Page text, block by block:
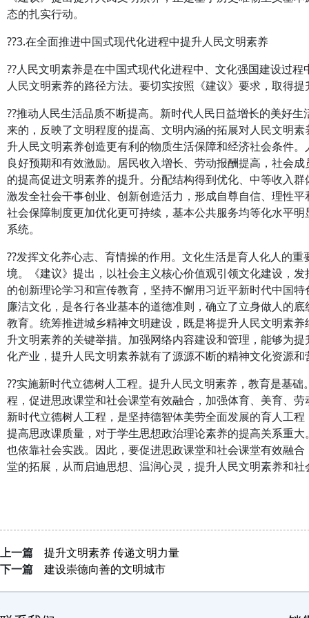
态的扎实行动。
??3.在全面推进中国式现代化进程中提升人民文明素养
??人民文明素养是在中国式现代化进程中、文化强国建设过
人民文明素养的路径方法。要切实按照《建议》要求，取得
??推动人民生活品质不断提高。新时代人民日益增长的美好
来的，反映了文明程度的提高、文明内涵的拓展对人民文明
升人民文明素养创造更有利的物质生活保障和经济社会条件
良好预期和有效激励。居民收入增长、劳动报酬提高，社会
的提高促进文明素养的提升。分配结构得到优化、中等收入
激发全社会干事创业、创新创造活力，形成自尊自信、理性
社会保障制度更加优化更可持续，基本公共服务均等化水平
系统。
??发挥文化养心志、育情操的作用。文化生活是育人化人的
境。《建议》提出，以社会主义核心价值观引领文化建设，
的创新理论学习和宣传教育，坚持不懈用习近平新时代中国
廉洁文化，是各行各业基本的道德准则，确立了立身做人的
教育。统筹推进城乡精神文明建设，既是将提升人民文明素
升文明素养的关键举措。加强网络内容建设和管理，能够为
化产业，提升人民文明素养就有了源源不断的精神文化资源和
??实施新时代立德树人工程。提升人民文明素养，教育是基
程，促进思政课堂和社会课堂有效融合，加强体育、美育、
新时代立德树人工程，是坚持德智体美劳全面发展的育人工
提高思政课质量，对于学生思想政治理论素养的提高关系重
也依靠社会实践。因此，要促进思政课堂和社会课堂有效融
堂的拓展，从而启迪思想、温润心灵，提升人民文明素养和社
上一篇
提升文明素养 传递文明力量
下一篇
建设崇德向善的文明城市